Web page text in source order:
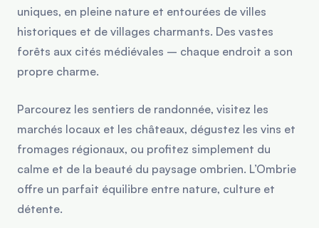
uniques, en pleine nature et entourées de villes
historiques et de villages charmants. Des vastes
forêts aux cités médiévales – chaque endroit a son
propre charme.
Parcourez les sentiers de randonnée, visitez les
marchés locaux et les châteaux, dégustez les vins et
fromages régionaux, ou profitez simplement du
calme et de la beauté du paysage ombrien. L’Ombrie
offre un parfait équilibre entre nature, culture et
détente.